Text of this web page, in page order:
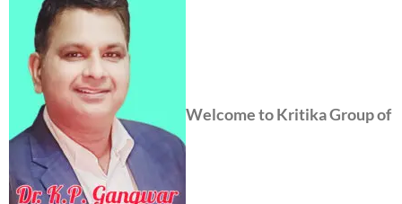
Welcome to Kritika Group of